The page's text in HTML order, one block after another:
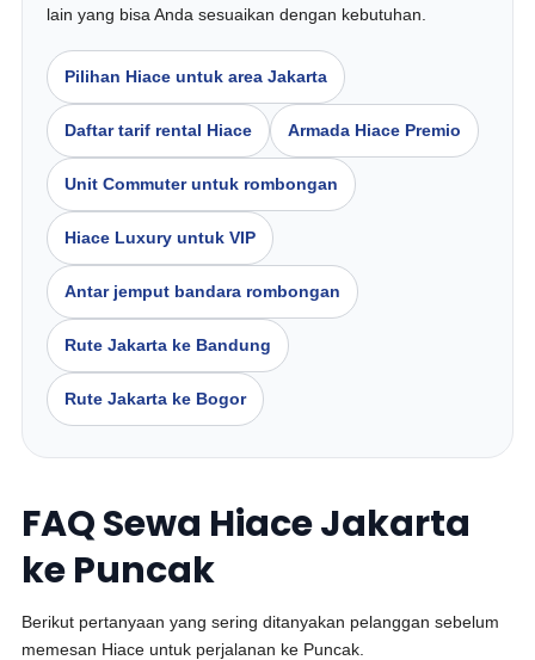
lain yang bisa Anda sesuaikan dengan kebutuhan.
Pilihan Hiace untuk area Jakarta
Daftar tarif rental Hiace Armada Hiace Premio
Unit Commuter untuk rombongan
Hiace Luxury untuk VIP
Antar jemput bandara rombongan
Rute Jakarta ke Bandung
Rute Jakarta ke Bogor
FAQ Sewa Hiace Jakarta
ke Puncak
Berikut pertanyaan yang sering ditanyakan pelanggan sebelum
memesan Hiace untuk perjalanan ke Puncak.